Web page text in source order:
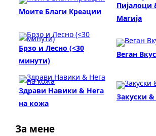
Моите Благи Креации
Пијалоци
Магија
Брзо и Лесно (<30
минути)
Веган
Здрави Навики & Нега
на кожа
Закуски
За мене